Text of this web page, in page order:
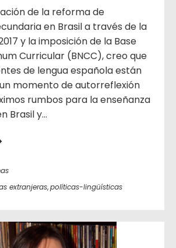
de la reforma de
en Brasil a través de la
y la imposición de la Base
Curricular (BNCC), creo que
de lengua española están
momento de autorreflexión
rumbos para la enseñanza
Brasil y...
extranjeras,políticas-lingüísticas